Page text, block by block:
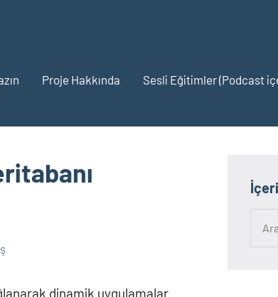
Proje Hakkında Sesli Eğitimler (Podcast
dinamik uygulamalar